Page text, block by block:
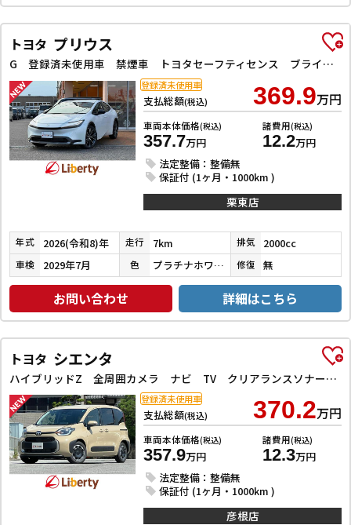
トヨタ プリウス
G 登録済未使用車 禁煙車 トヨタセーフティセンス ブラインドスポットモニター 純正ディスプレイ Bluetooth対応 ETC2．0 アダプティブクルーズコントロール 電子パーキング LEDヘッドライト
支払総額(税込) 369.9万円
車両本体価格(税込)
357.7万円
諸費用(税込)
12.2万円
法定整備：整備無
保証付 (1ヶ月・1000km )
登録済未使用車
栗東店
年式 2026(令和8)年 走行 7km 排気 2000cc
車検 2029年7月 色 プラチナホワイトパールマイカ 修復 無
お問い合わせ 詳細はこちら
トヨタ シエンタ
ハイブリッドZ 全周囲カメラ ナビ TV クリアランスソナー アダプティブクルーズコントロール レーンアシスト 衝突被害軽減システム 両側電動スライドドア オートマチックハイビーム オートライト LEDヘッドランプ
支払総額(税込) 370.2万円
車両本体価格(税込)
357.9万円
諸費用(税込)
12.3万円
法定整備：整備無
保証付 (1ヶ月・1000km )
登録済未使用車
彦根店